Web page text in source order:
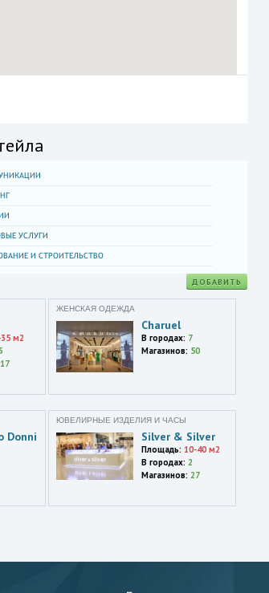
УСЛУГИ
И СТРОИТЕЛЬСТВО
ДОБАВИТЬ
35 м2
17
ЖЕНСКАЯ ОДЕЖДА
Charuel
В городах: 7
Магазинов: 50
Donni
ЮВЕЛИРНЫЕ ИЗДЕЛИЯ И ЧАСЫ
Silver & Silver
Площадь: 10-40 м2
В городах: 2
Магазинов: 27